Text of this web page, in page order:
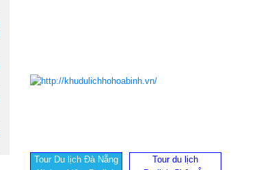
Tour Du lịch Đà Nẵng
Tour du lịch